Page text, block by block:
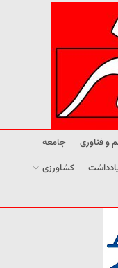
و فناوری
جامعه
کشاورزی